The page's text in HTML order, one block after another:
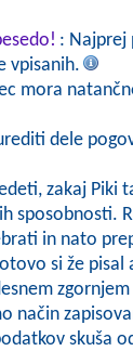
: Najprej
vpisanih.
mora
dele
zakaj Piki
sposobnosti.
in nato
si že pisal
način
skuša